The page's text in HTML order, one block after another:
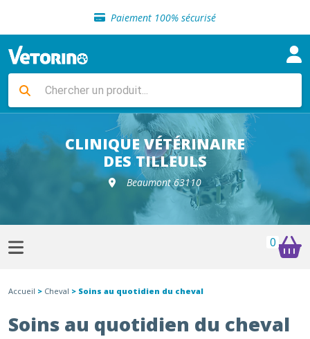
Paiement 100% sécurisé
Livraison gratuite en clinique vétérinaire
Sélection de croquettes vétérinaire
Livraison gratuite en clinique vétérinaire
Retour gratuit en clinique
Sélection de croquettes vétérinaire
CLINIQUE VÉTÉRINAIRE
DES TILLEULS
Beaumont 63110
0
Accueil > Cheval > Soins au quotidien du cheval
Soins au quotidien du cheval